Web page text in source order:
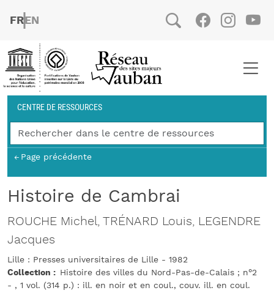
FRENCH
ENGLISH
Social
Fil d'Ariane
CENTRE DE RESSOURCES
Page précédente
Histoire de Cambrai
ROUCHE Michel, TRÉNARD Louis, LEGENDRE
Jacques
Lille : Presses universitaires de Lille - 1982
Collection
Histoire des villes du Nord-Pas-de-Calais ; n°2
- , 1 vol. (314 p.) : ill. en noir et en coul., couv. ill. en coul.